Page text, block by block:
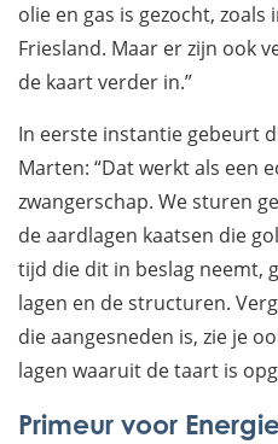
olie en gas is gezocht, zoals
Friesland. Maar er zijn ook
de kaart verder in.”
In eerste instantie gebeurt
Marten: “Dat werkt als een
zwangerschap. We sturen
de aardlagen kaatsen die
tijd die dit in beslag neemt,
lagen en de structuren.
die aangesneden is, zie je
lagen waaruit de taart is
Primeur voor